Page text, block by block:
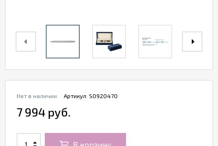
Артикул: S0920470
Нет в наличии
7 994 руб.
В корзину